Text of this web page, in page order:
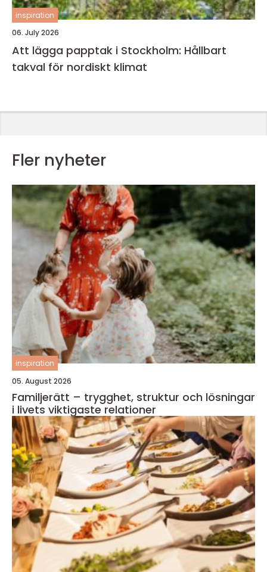
inspiration
06. July 2026
Att lägga papptak i Stockholm: Hållbart
takval för nordiskt klimat
Fler nyheter
inspiration
05. August 2026
Familjerätt – trygghet, struktur och lösningar
i livets viktigaste relationer